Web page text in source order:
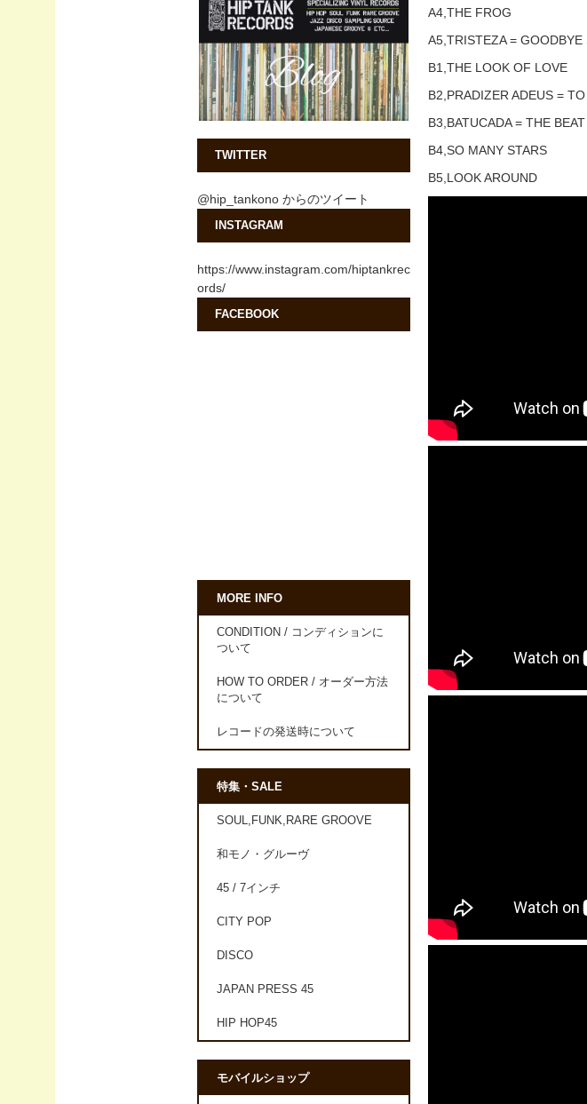
A4,THE FROG
A5,TRISTEZA = GOODBYE
B1,THE LOOK OF LOVE
B2,PRADIZER ADEUS =
B3,BATUCADA = THE BEAT
B4,SO MANY STARS
B5,LOOK AROUND
TWITTER
@hip_tankono からのツイート
INSTAGRAM
https://www.instagram.com/hiptankrec
ords/
FACEBOOK
MORE INFO
CONDITION / コンディションに
ついて
HOW TO ORDER / オーダー方法
について
レコードの発送時について
特集・SALE
SOUL,FUNK,RARE GROOVE
和モノ・グルーヴ
45 / 7インチ
CITY POP
DISCO
JAPAN PRESS 45
HIP HOP45
モバイルショップ